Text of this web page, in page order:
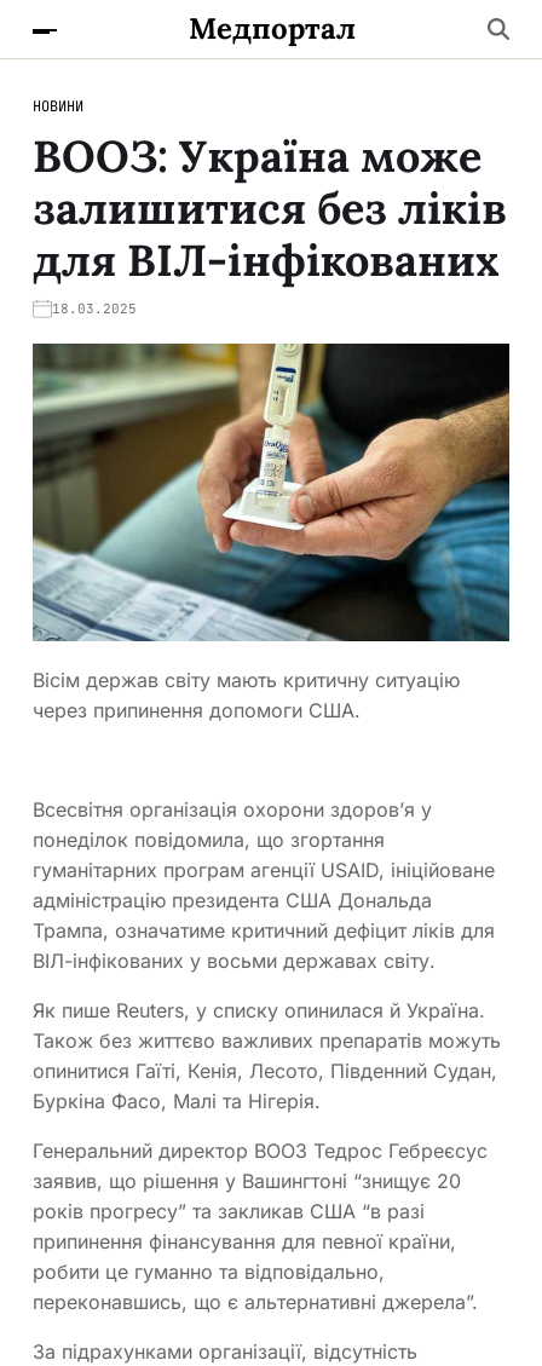
Медпортал
НОВИНИ
ВООЗ: Україна може
залишитися без ліків
для ВІЛ-інфікованих
18.03.2025
Вісім держав світу мають критичну ситуацію
через припинення допомоги США.
Всесвітня організація охорони здоров’я у
понеділок повідомила, що згортання
гуманітарних програм агенції USAID, ініційоване
адміністрацію президента США Дональда
Трампа, означатиме критичний дефіцит ліків для
ВІЛ-інфікованих у восьми державах світу.
Як пише Reuters, у списку опинилася й Україна.
Також без життєво важливих препаратів можуть
опинитися Гаїті, Кенія, Лесото, Південний Судан,
Буркіна Фасо, Малі та Нігерія.
Генеральний директор ВООЗ Тедрос Гебреєсус
заявив, що рішення у Вашингтоні “знищує 20
років прогресу” та закликав США “в разі
припинення фінансування для певної країни,
робити це гуманно та відповідально,
переконавшись, що є альтернативні джерела”.
За підрахунками організації, відсутність